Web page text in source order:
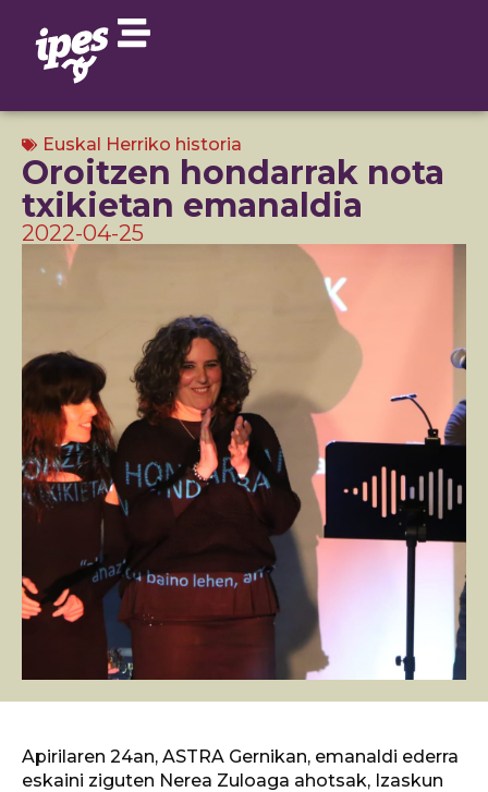
Euskal Herriko historia
Oroitzen hondarrak nota
txikietan emanaldia
2022-04-25
Apirilaren 24an, ASTRA Gernikan, emanaldi ederra
eskaini ziguten Nerea Zuloaga ahotsak, Izaskun